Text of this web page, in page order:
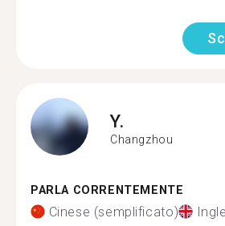
Y.
Changzhou
PARLA CORRENTEMENTE
Cinese (semplificato)